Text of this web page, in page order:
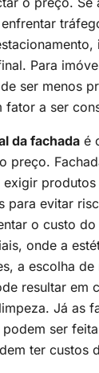
Para
ser menos
fator a ser
da fachada é
preço.
produtos
para evitar
o custo
onde a
a escolha de
resultar em
Já as
ser
ter custos